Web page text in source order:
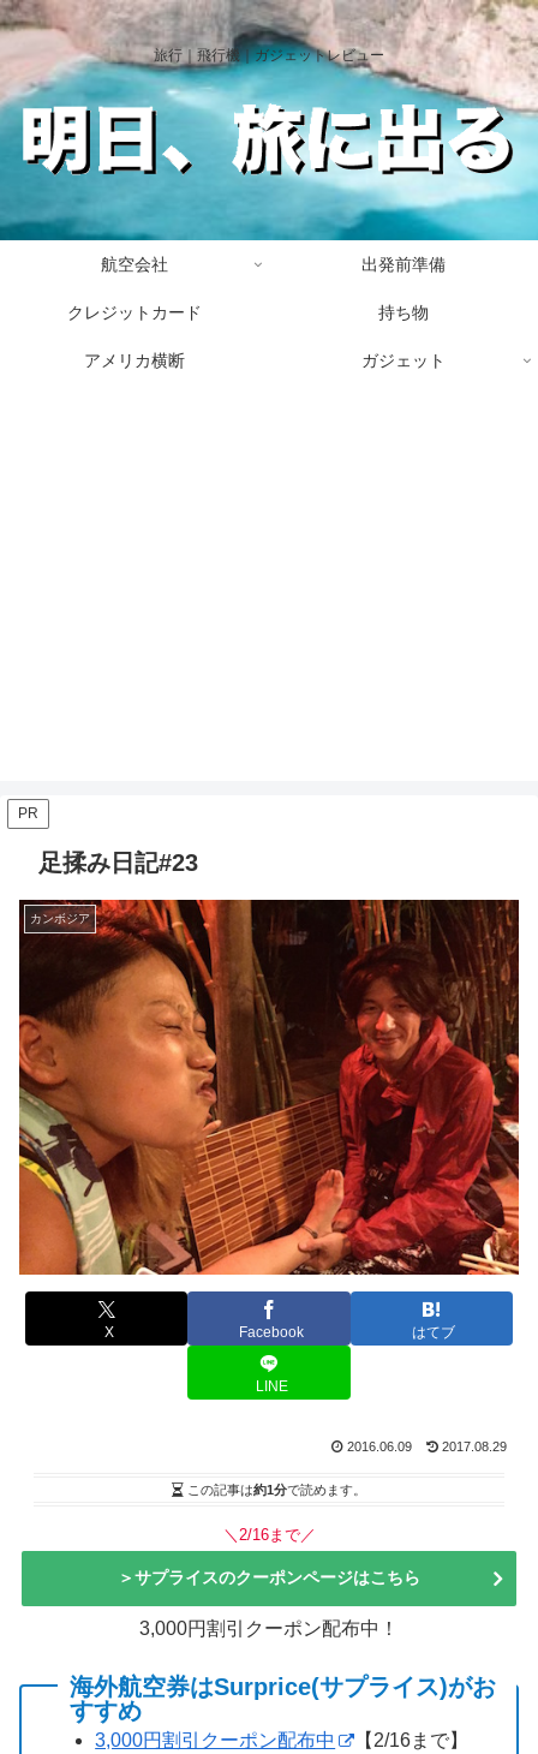
旅行｜飛行機｜ガジェットレビュー
航空会社 出発前準備
クレジットカード 持ち物
アメリカ横断 ガジェット
PR
足揉み日記#23
カンボジア
X Facebook はてブ
LINE
2016.06.09 2017.08.29
この記事は約1分で読めます。
＼2/16まで／
＞サプライスのクーポンページはこちら
3,000円割引クーポン配布中！
海外航空券はSurprice(サプライス)がお
すすめ
3,000円割引クーポン配布中
【2/16まで】